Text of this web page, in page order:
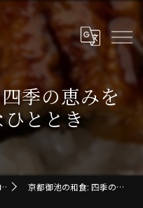
季の恵みを
ととき
京都御池の和食: 四季の恵みを味わう贅沢なひととき